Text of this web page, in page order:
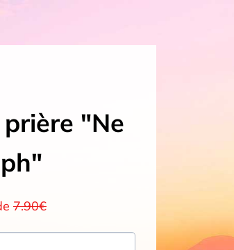
"Ne
7.90€